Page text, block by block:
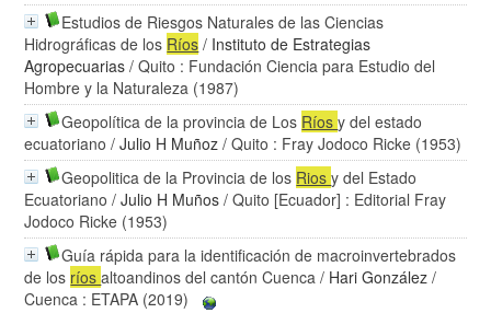
Estudios de Riesgos Naturales de las Ciencias
Hidrográficas de los Ríos / Instituto de Estrategias
Agropecuarias / Quito : Fundación Ciencia para Estudio del
Hombre y la Naturaleza (1987)
Geopolítica de la provincia de Los Ríosy del estado
ecuatoriano /Julio H Muñoz / Quito : Fray Jodoco Ricke (1953)
Geopolitica de la Provincia de los Riosy del Estado
Ecuatoriano /Julio H Muños / Quito [Ecuador] : Editorial Fray
Jodoco Ricke (1953)
Guía rápida para la identificación de macroinvertebrados
de los ríosaltoandinos del cantón Cuenca / Hari González /
Cuenca : ETAPA (2019)